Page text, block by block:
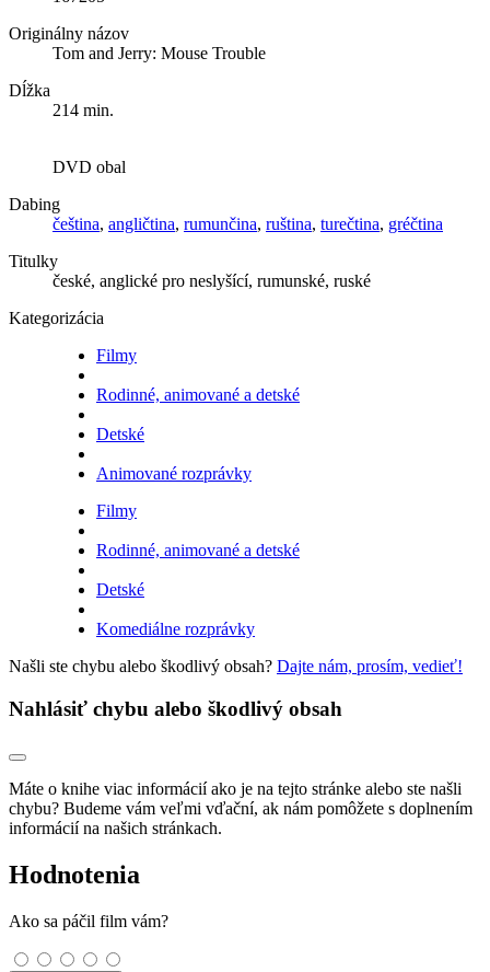
Originálny názov
Tom and Jerry: Mouse Trouble
Dĺžka
214 min.
DVD obal
Dabing
čeština, angličtina, rumunčina, ruština, turečtina, gréčtina
Titulky
české, anglické pro neslyšící, rumunské, ruské
Kategorizácia
Filmy
Rodinné, animované a detské
Detské
Animované rozprávky
Filmy
Rodinné, animované a detské
Detské
Komediálne rozprávky
Našli ste chybu alebo škodlivý obsah? Dajte nám, prosím, vedieť!
Nahlásiť chybu alebo škodlivý obsah
Máte o knihe viac informácií ako je na tejto stránke alebo ste našli
chybu? Budeme vám veľmi vďační, ak nám pomôžete s doplnením
informácií na našich stránkach.
Hodnotenia
Ako sa páčil film vám?